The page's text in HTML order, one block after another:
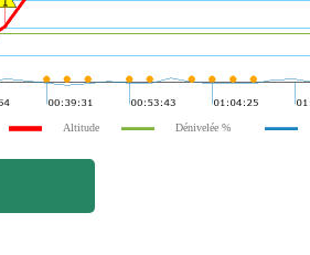
Altitude Dénivelée %